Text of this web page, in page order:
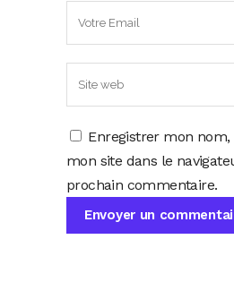
Enregistrer mon
mon site dans le
prochain commentaire.